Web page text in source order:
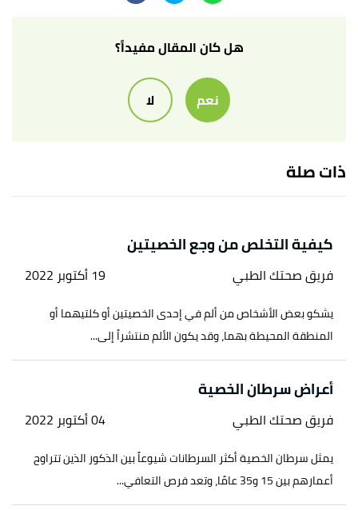
,my.clevelandclinic.org
medlineplus.gov
2/12/2021. Edited.
هل كان المقال مفيداً؟
نعم لا
ذات صلة
كيفية التخلص من وجع الخصيتين
فريق صحتك الطبي 19 أكتوبر 2022
يشكو بعض الأشخاص من ألم في إحدى الخصيتين أو كلتيهما أو
المنطقة المحيطة بهما، وقد يكون الألم منتشراً إلى...
أعراض سرطان الخصية
فريق صحتك الطبي 04 أكتوبر 2022
يمثل سرطان الخصية أكثر السرطانات شيوعاً بين الذكور الذين تتراوح
أعمارهم بين 15 و35 عامًا، وتعد فرص التعافي...